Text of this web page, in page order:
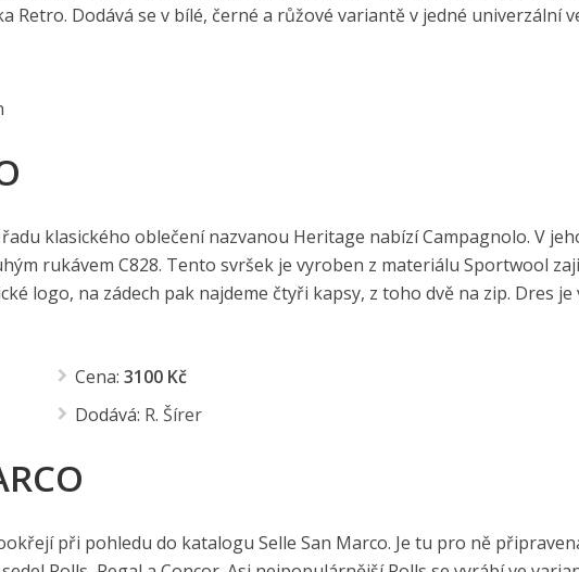
Retro. Dodává se v bílé, černé a růžové variantě v jedné univerzální
klasického oblečení nazvanou Heritage nabízí Campagnolo. V
rukávem C828. Tento svršek je vyroben z materiálu Sportwool
logo, na zádech pak najdeme čtyři kapsy, z toho dvě na zip. Dres je
Cena: 3100 Kč
Dodává: R. Šírer
při pohledu do katalogu Selle San Marco. Je tu pro ně